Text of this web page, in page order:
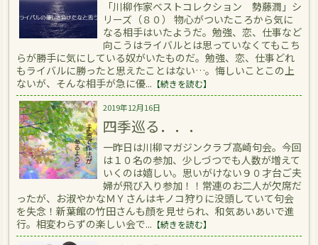
「川柳作家ベストコレクション 勢藤潤」シ
リーズ（８０） 物心がついたころから気に
なる相手はいたようだ。勉強、恋、仕事など
向こうはライバルとは思っていなくてもこち
らが勝手に気にしている奴がいたものだ。勉強、恋、仕事どれ
もライバルに勝ったと思えたことはない…。悔しいことこの上
ないが、そんな相手が急に優... 【続きを読む】
2019年12月16日
四季巡る．．．
一昨日は川柳マガジンクラブ高崎句会。今回
は１０名の参加、少しづつでも人数が増えて
いくのは嬉しい。思いがけない９０才台ご夫
婦が飛び入り参加！！常連のお二人が欠席だ
ったが、お淑やかなＭＹさんはキノコ狩りに没頭していて句会
を失念！新葉館の竹田さんも顔を見せられ、和気あいあいで進
行。相変わらずの楽しい会で... 【続きを読む】